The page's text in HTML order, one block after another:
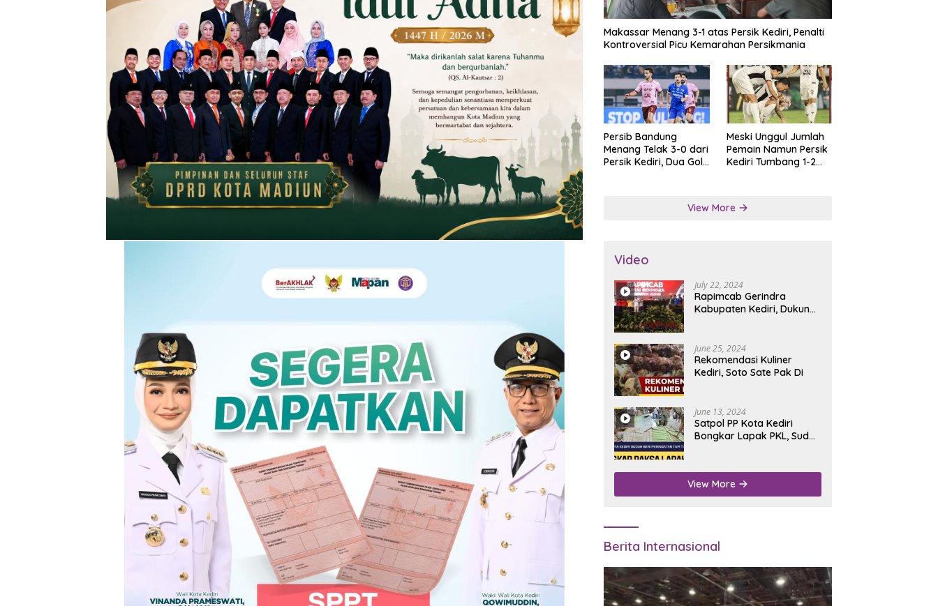
Makassar Menang 3-1 atas Persik Kediri, Penalti
Kontroversial Picu Kemarahan Persikmania
Persib Bandung
Menang Telak 3-0 dari
Persik Kediri, Dua Gol
Meski Unggul Jumlah
Pemain Namun Persik
Kediri Tumbang 1-2
View More
Video
July 22, 2024
Rapimcab Gerindra
Kabupaten Kediri, Dukung
June 25, 2024
Rekomendasi Kuliner
Kediri, Soto Sate Pak Di
June 13, 2024
Satpol PP Kota Kediri
Bongkar Lapak PKL, Sudah
View More
Berita Internasional